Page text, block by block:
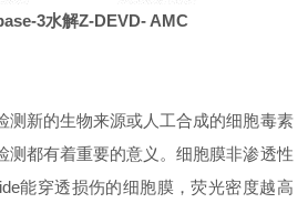
3水解Z-DEVD- AMC
测新的生物来源或人工合成的细胞毒素
测都有着重要的意义。细胞膜非渗透性
能穿透损伤的细胞膜，荧光密度越高